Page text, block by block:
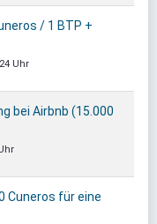
/ 1 BTP +
Uhr
bei Airbnb (15.000
Cuneros für eine